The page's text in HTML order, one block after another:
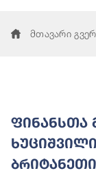
მთავარი
ფინანსთა